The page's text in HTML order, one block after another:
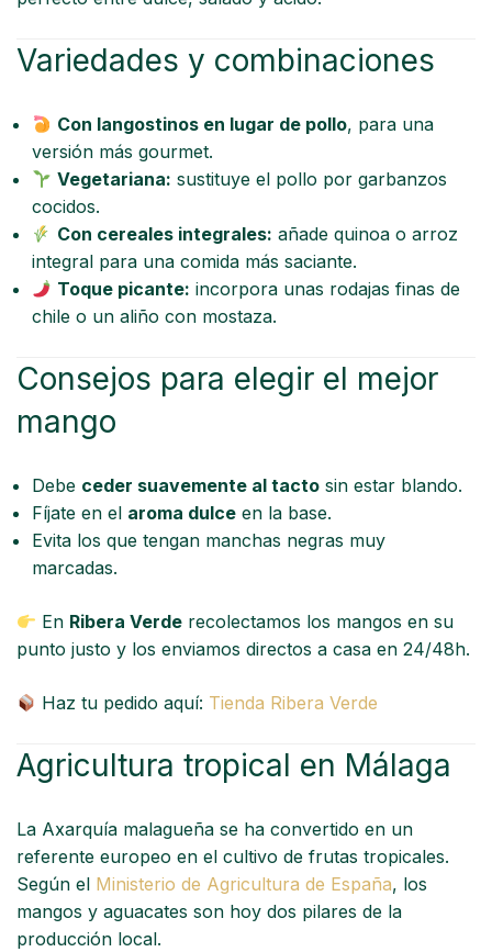
Variedades y combinaciones
Con langostinos en lugar de pollo, para una
versión más gourmet.
Vegetariana: sustituye el pollo por garbanzos
cocidos.
Con cereales integrales: añade quinoa o arroz
integral para una comida más saciante.
Toque picante: incorpora unas rodajas finas de
chile o un aliño con mostaza.
Consejos para elegir el mejor
mango
Debe ceder suavemente al tacto sin estar blando.
Fíjate en el aroma dulce en la base.
Evita los que tengan manchas negras muy
marcadas.
En Ribera Verde recolectamos los mangos en su
punto justo y los enviamos directos a casa en 24/48h.
Haz tu pedido aquí: Tienda Ribera Verde
Agricultura tropical en Málaga
La Axarquía malagueña se ha convertido en un
referente europeo en el cultivo de frutas tropicales.
Según el Ministerio de Agricultura de España, los
mangos y aguacates son hoy dos pilares de la
producción local.